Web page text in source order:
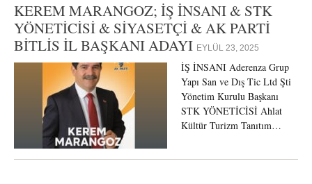
KEREM MARANGOZ; İŞ İNSANI & STK
YÖNETİCİSİ & SİYASETÇİ & AK PARTİ
BİTLİS İL BAŞKANI ADAYI EYLÜL 23, 2025
İŞ İNSANI Aderenza Grup
Yapı San ve Dış Tic Ltd Şti
Yönetim Kurulu Başkanı
STK YÖNETİCİSİ Ahlat
Kültür Turizm Tanıtım…